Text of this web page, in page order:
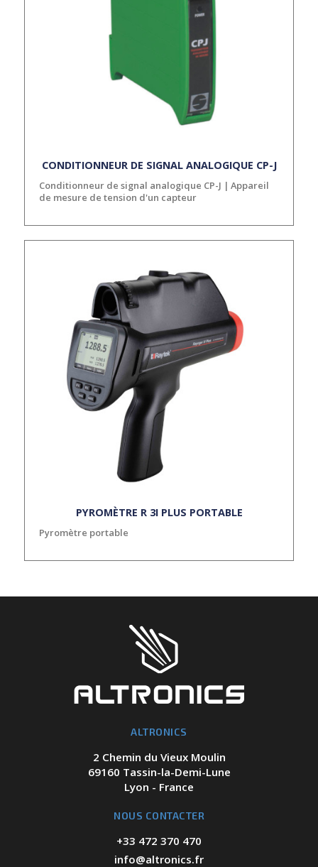
CONDITIONNEUR DE SIGNAL ANALOGIQUE CP-J
Conditionneur de signal analogique CP-J | Appareil
de mesure de tension d'un capteur
PYROMÈTRE R 3I PLUS PORTABLE
Pyromètre portable
ALTRONICS
2 Chemin du Vieux Moulin
69160 Tassin-la-Demi-Lune
Lyon - France
NOUS CONTACTER
+33 472 370 470
info@altronics.fr